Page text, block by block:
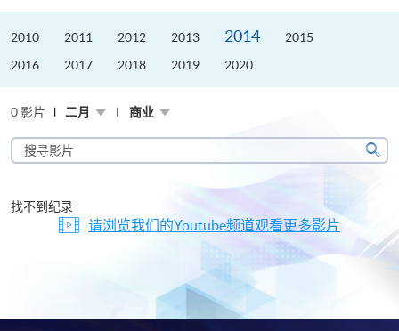
2010 2011 2012 2013 2014
2015
2016
2017 2018 2019 2020
0 影片 二月 商业
搜
寻
片
搜
找不到纪录
请浏览我们的Youtube频道观看更多影片